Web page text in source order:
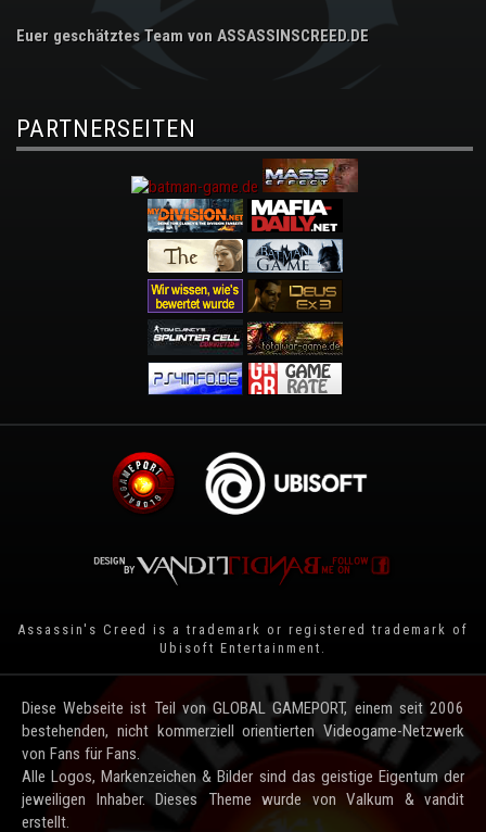
Euer geschätztes Team von ASSASSINSCREED.DE
PARTNERSEITEN
Assassin's Creed is a trademark or registered trademark of
Ubisoft Entertainment
Diese Webseite ist Teil von GLOBAL GAMEPORT, einem seit 2006
bestehenden, nicht kommerziell orientierten Videogame-Netzwerk
von Fans für Fans.
Alle Logos, Markenzeichen & Bilder sind das geistige Eigentum der
jeweiligen Inhaber. Dieses Theme wurde von Valkum & vandit
erstellt.